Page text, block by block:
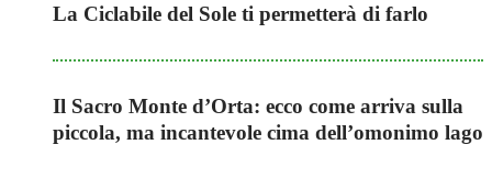
La Ciclabile del Sole ti permetterà di farlo
Il Sacro Monte d’Orta: ecco come arriva sulla
piccola, ma incantevole cima dell’omonimo lago